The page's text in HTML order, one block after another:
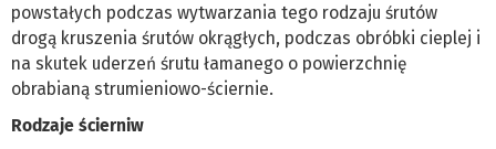
powstałych podczas wytwarzania tego rodzaju śrutów
drogą kruszenia śrutów okrągłych, podczas obróbki cieplej i
na skutek uderzeń śrutu łamanego o powierzchnię
obrabianą strumieniowo-ściernie.
Rodzaje ścierniw